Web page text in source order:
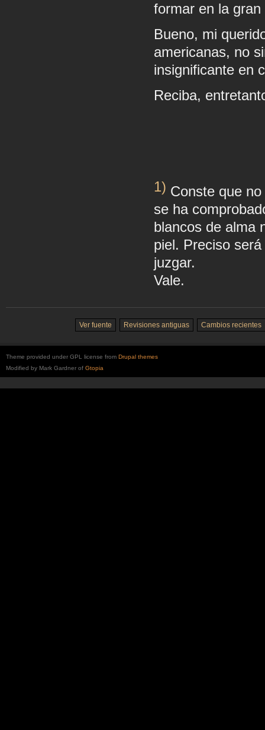
formar en la
Bueno, mi
americanas, no
insignificante en
Reciba,
1) Conste que
se ha
blancos de alma
piel. Preciso
juzgar.
Vale.
Ver fuente Revisiones antiguas Cambios recientes
Theme provided under GPL license from Drupal themes
Modified by Mark Gardner of Gtopia